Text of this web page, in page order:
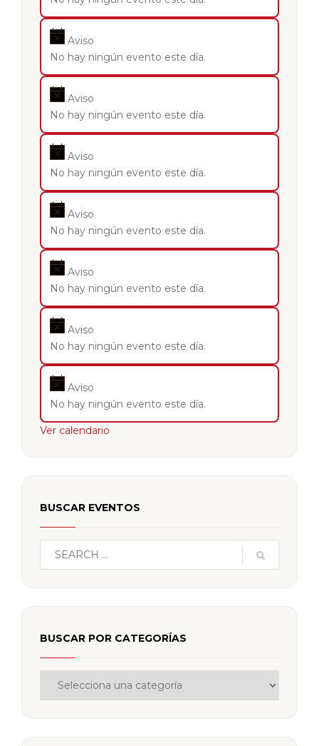
Aviso
No hay ningún evento este día.
Aviso
No hay ningún evento este día.
Aviso
No hay ningún evento este día.
Aviso
No hay ningún evento este día.
Aviso
No hay ningún evento este día.
Aviso
No hay ningún evento este día.
Aviso
No hay ningún evento este día.
Ver calendario
BUSCAR EVENTOS
BUSCAR POR CATEGORÍAS